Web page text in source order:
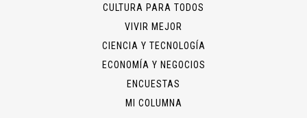
CULTURA PARA TODOS
VIVIR MEJOR
CIENCIA Y TECNOLOGÍA
ECONOMÍA Y NEGOCIOS
ENCUESTAS
MI COLUMNA